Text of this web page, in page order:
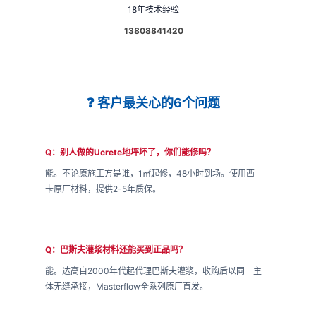
18年技术经验
13808841420
❓ 客户最关心的6个问题
Q：别人做的Ucrete地坪坏了，你们能修吗？
能。不论原施工方是谁，1㎡起修，48小时到场。使用西
卡原厂材料，提供2-5年质保。
Q：巴斯夫灌浆材料还能买到正品吗？
能。达高自2000年代起代理巴斯夫灌浆，收购后以同一主
体无缝承接，Masterflow全系列原厂直发。